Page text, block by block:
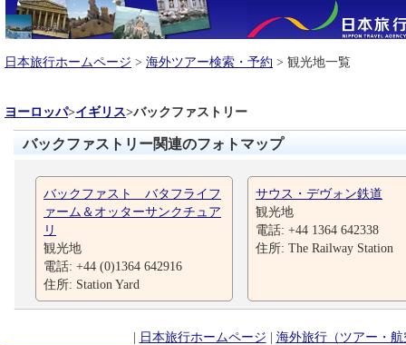
日本旅行ホームページ > 海外ツアー検索・予約 > 観光地一覧
ヨーロッパ>イギリス>バックファストリー
バックファストリー関連のフォトマップ
バックファスト バタフライフ
ァーム＆オッターサンクチュア
リ
観光地
電話: +44 (0)1364 642916
住所: Station Yard
サウス・デヴォン鉄道
観光地
電話: +44 1364 642338
住所: The Railway Station
| 日本旅行ホームページ | 海外旅行（ツアー・航